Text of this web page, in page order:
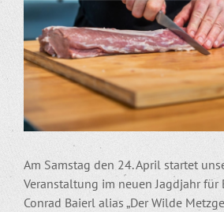
Am Samstag den 24. April startet
Veranstaltung im neuen Jagdjahr für
Conrad Baierl alias „Der Wilde